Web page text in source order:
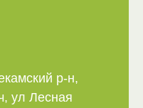
р-н,
ул Лесная